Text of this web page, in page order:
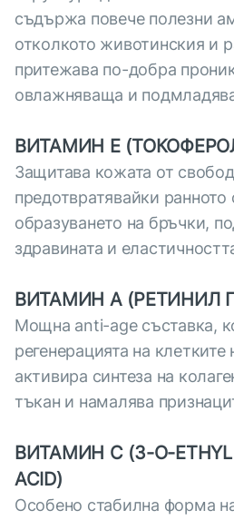
съдържа повече полезни
отколкото животинския и
притежава по-добра
овлажняваща и
ВИТАМИН Е
Защитава кожата от
предотвратявайки ранното
образуването на бръчки,
здравината и
ВИТАМИН А (РЕТИНИЛ
Мощна anti-age съставка,
регенерацията на клетките
активира синтеза на
тъкан и намалява
ВИТАМИН С (3-O-ETHYL
ACID)
Особено стабилна форма